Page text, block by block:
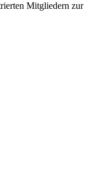
Mitgliedern zur